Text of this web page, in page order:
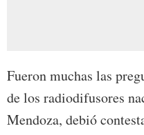
Fueron muchas las
de los radiodifusores
Mendoza, debió